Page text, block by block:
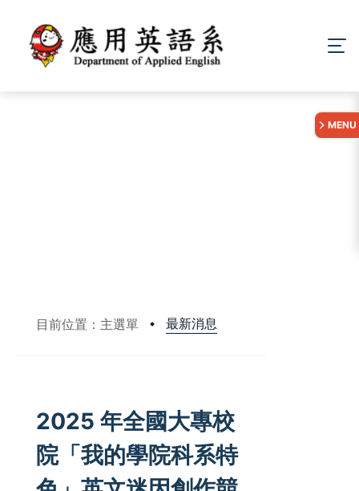
目前位置：主選單 最新消息
MENU
2025 年全國大專校
院「我的學院科系特